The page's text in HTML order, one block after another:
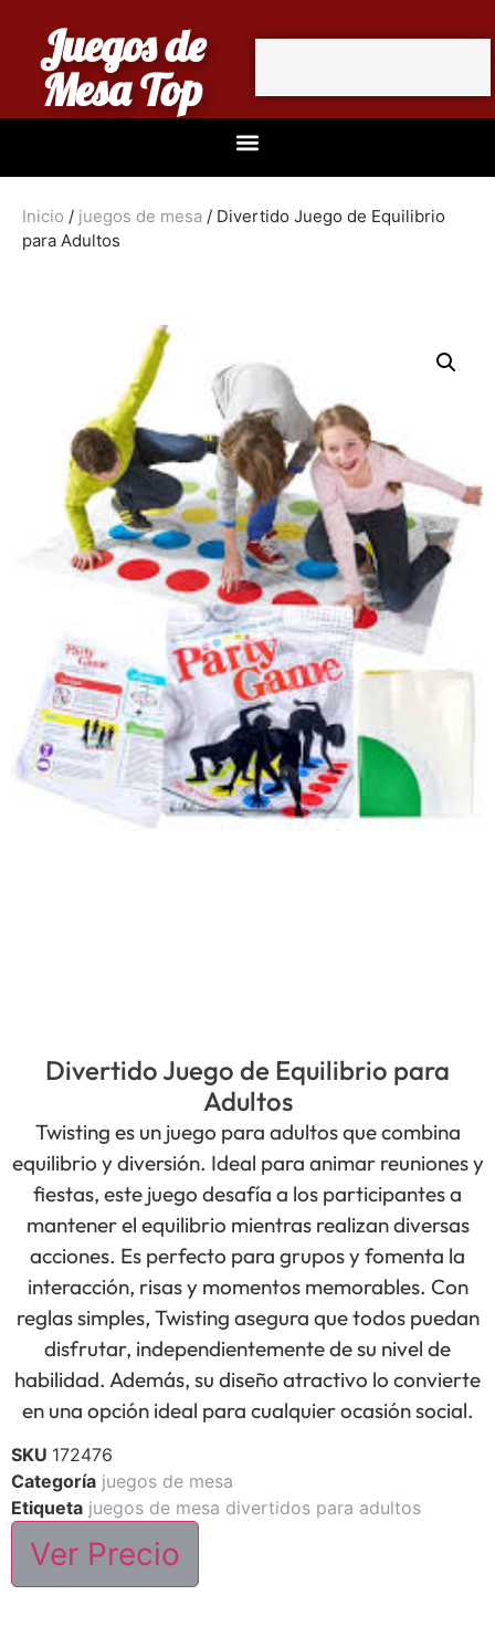
Juegos de
Mesa Top
Inicio / juegos de mesa / Divertido Juego de Equilibrio
para Adultos
Divertido Juego de Equilibrio para
Adultos
Twisting es un juego para adultos que combina
equilibrio y diversión. Ideal para animar reuniones y
fiestas, este juego desafía a los participantes a
mantener el equilibrio mientras realizan diversas
acciones. Es perfecto para grupos y fomenta la
interacción, risas y momentos memorables. Con
reglas simples, Twisting asegura que todos puedan
disfrutar, independientemente de su nivel de
habilidad. Además, su diseño atractivo lo convierte
en una opción ideal para cualquier ocasión social.
SKU 172476
Categoría juegos de mesa
Etiqueta juegos de mesa divertidos para adultos
Ver Precio